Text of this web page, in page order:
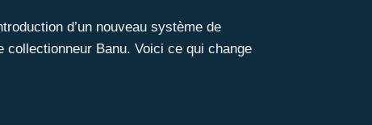
d’un nouveau système de
collectionneur Banu. Voici ce qui change